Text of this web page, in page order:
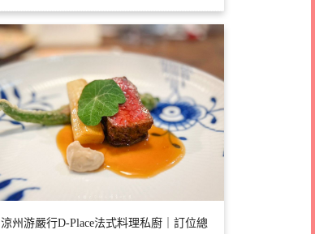
涼州游嚴行D-Place法式料理私廚｜訂位總